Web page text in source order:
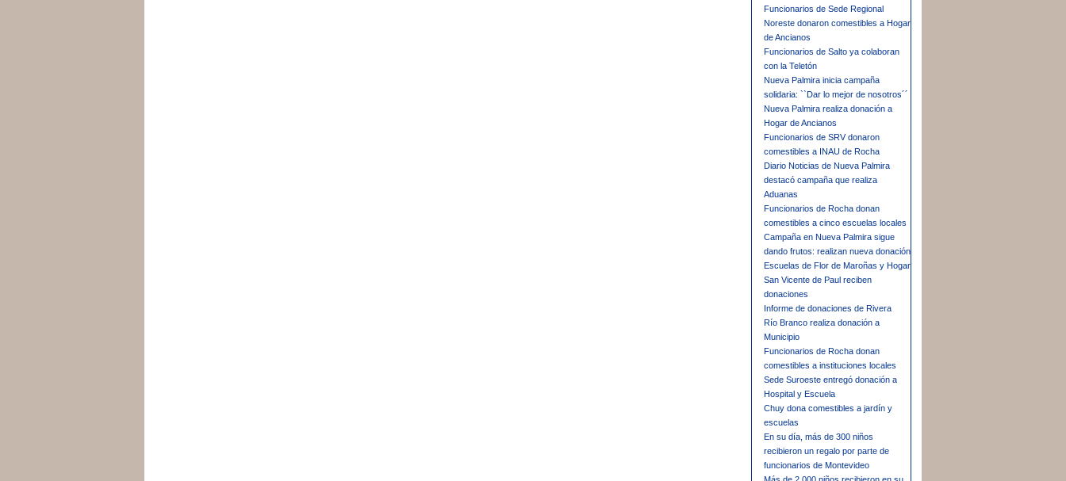
Funcionarios de Sede Regional
Noreste donaron comestibles a Hogar
de Ancianos
Funcionarios de Salto ya colaboran
con la Teletón
Nueva Palmira inicia campaña
solidaria: ``Dar lo mejor de nosotros´´
Nueva Palmira realiza donación a
Hogar de Ancianos
Funcionarios de SRV donaron
comestibles a INAU de Rocha
Diario Noticias de Nueva Palmira
destacó campaña que realiza
Aduanas
Funcionarios de Rocha donan
comestibles a cinco escuelas locales
Campaña en Nueva Palmira sigue
dando frutos: realizan nueva donación
Escuelas de Flor de Maroñas y Hogar
San Vicente de Paul reciben
donaciones
Informe de donaciones de Rivera
Río Branco realiza donación a
Municipio
Funcionarios de Rocha donan
comestibles a instituciones locales
Sede Suroeste entregó donación a
Hospital y Escuela
Chuy dona comestibles a jardín y
escuelas
En su día, más de 300 niños
recibieron un regalo por parte de
funcionarios de Montevideo